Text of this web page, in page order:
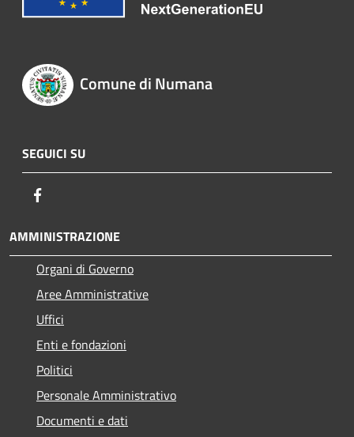
Comune di Numana
SEGUICI SU
AMMINISTRAZIONE
Organi di Governo
Aree Amministrative
Uffici
Enti e fondazioni
Politici
Personale Amministrativo
Documenti e dati